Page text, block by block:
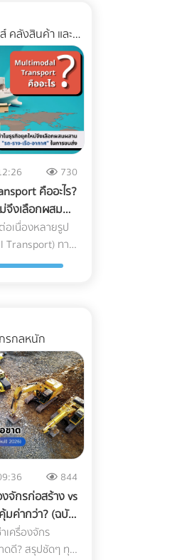
างๆ แล้วหันมา
Ads) เจาะ
ำงานออนไลน์
"Work from
Nomad Visa
Retargeting ไป
ดูเว็บไซต์ของ
อย่าปล่อย
ป... ให้ At-once
การปรับเปลี่ยน
าง Landing
Rate สูง และ
ตลาดต่างชาติ
ยวชาญเฉพาะ
ของโรงแรม
แล้ว การใช้
าในช่วง Low
รตลาดโรงแรม
ค้นหาพาร์ทเนอ
once
มบริษัท B2B ชั้น
วเลือกให้คุณครบ
Marketing
ญด้านการวาง
จาะตลาดต่าง
/ UX-UI
ง Landing Page
ที่ลื่นไหล
ยให้เว็บไซต์
น้าแรก Google
ติกชีวภาพที่ย่อย
วัสดุเหล่านี้มักจะ
เย็นจัดไม่ได้ ถุงจะ
ยมากเมื่อเจอ
ยังมีอัตราการ
สูง ทำให้
นักและคุณภาพ
Life อาหารแช่
งานของคุณ
ง Eco-
าหกรรมอาหาร
กที่แบรนด์ชั้นนำ
ใช้: 1. เปลี่ยน
PE
วที่เกิดมาเพื่อ
Mono-material
คือการใช้
ทั้งหมดมาทำ
มีจุดเด่นเรื่อง
ได้ดี ไม่กรอบ
สามารถนำไป
ศรษฐกิจหมุนเวียน
ได้ 100%
างประเทศได้
ยี MDO-PE อัป
ละป้องกันรอย
หาเรื่องความ
รจุภัณฑ์ยุคใหม่จะ
(Machine
ดับพิเศษ? ก่อนจะ
องการขนส่ง
ติของผงมัทฉะ
ใบชาทั้งใบไปบด
นเป็นผงขนาด
งชามีพื้นที่ผิว
ก ศัตรูตัวร้ายที่
มัทฉะมีอยู่ 3
มร้อน (Heat):
เร่ง
วของคลอโร
ทำให้สีเขียว
Green) กลาย
าล (Yellowish-
ทำให้
เดชัน
สระ (Catechins)
ยไป และเกิด
ทน ความชื้นและ
เร่งการ
และทำให้สีของ
ร็ว Cold
ำงานอย่างไรใน
? การขนส่งแบบ
มัทฉะ ไม่ใช่แค่
เย็น แต่คือการ
ความชื้นให้คงที่
ตั้งแต่หน้า
ะตูโรงงานใน
หาศาล แม้
ใช้ เครื่อง X-ray
ปัญหาที่มักพบคือ
(False Reject)
าร (Food
AI
และ Machine
ได้เข้ามาปฏิวัติ
เดิมเพื่อแก้
อย่างจริงจัง
ใหม่ที่โรงงาน
ริ่มปรับตัวตาม
การทำงานของ
Anomaly
วจจับความผิด
าความหนาแน่น
รียนรู้ภาพของ
บนับหมื่นภาพ
ที่ซ่อนอยู่ในพื้น
เรียล หรือถั่ว
ผลและคัดแยกได้
นด์ความสามารถ
าหารอัตโนมัติ 1.
ลกปลอมความ
ให้เครื่องสแกน
สติกบาง, ยาง,
อสัตว์ ซึ่งเป็น
บเดิมมักจะมอง
730
คืออะไร?
จึงเลือกผสม
อ-อากาศ" ใน
อเนื่องหลายรูป
Transport) ทาง
ยุคใหม่ พร้อม
รกลหนัก
844
งจักรก่อสร้าง vs
มค่ากว่า? (ฉบับ
2026)
เครื่องจักร
ดดี? สรุปชัดๆ ทุก